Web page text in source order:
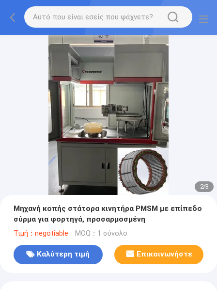
2/3
Μηχανή κοπής στάτορα κινητήρα PMSM με επίπεδο
σύρμα για φορτηγά, προσαρμοσμένη
Τιμή：negotiable MOQ：1 σύνολο
Καλύτερη τιμή Επικοινωνήστε